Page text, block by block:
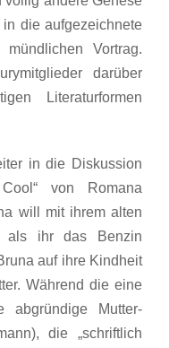
die aufgezeichnete
Vortrag.
darüber
Literaturformen
in die Diskussion
von Romana
will mit ihrem alten
als ihr das Benzin
auf ihre Kindheit
Während die eine
abgründige Mutter-
die „schriftlich